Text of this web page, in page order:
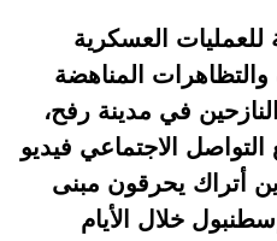
للعمليات العسكرية
والتظاهرات المناهضة
في مدينة رفح،
الاجتماعي فيديو
أتراك يحرقون مبنى
خلال الأيام